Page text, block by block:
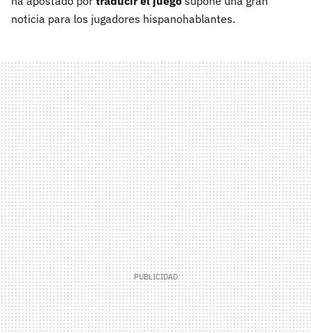
noticia para los jugadores hispanohablantes.